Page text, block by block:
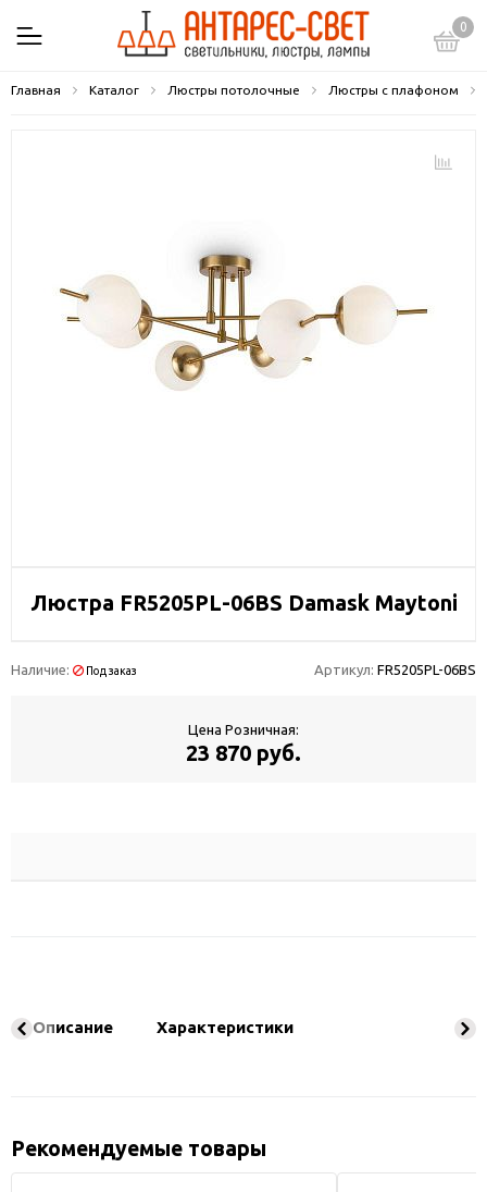
0
Главная Каталог Люстры потолочные Люстры с плафоном
Люстра FR5205PL-06BS Damask Maytoni
Наличие: Под заказ Артикул: FR5205PL-06BS
Цена Розничная:
23 870 руб.
Описание Характеристики
Рекомендуемые товары